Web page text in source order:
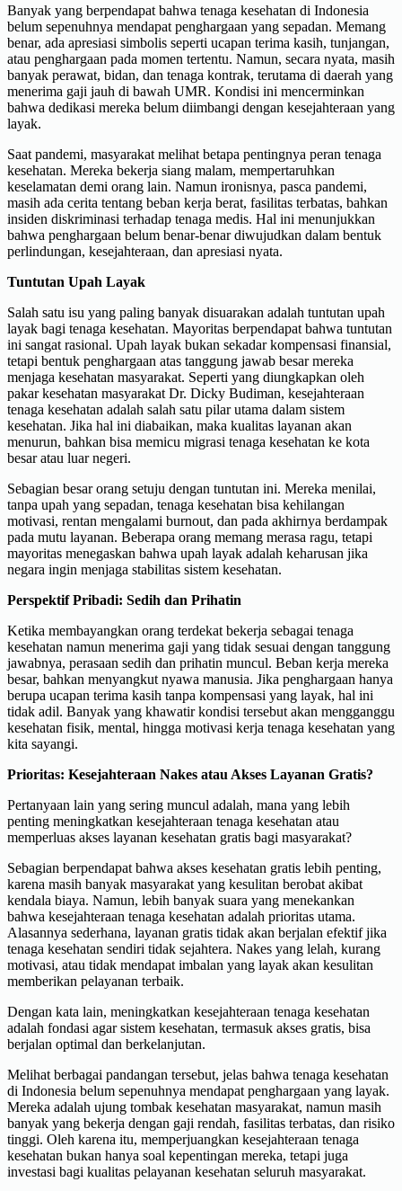
Banyak yang berpendapat bahwa tenaga kesehatan di Indonesia
belum sepenuhnya mendapat penghargaan yang sepadan. Memang
benar, ada apresiasi simbolis seperti ucapan terima kasih, tunjangan,
atau penghargaan pada momen tertentu. Namun, secara nyata, masih
banyak perawat, bidan, dan tenaga kontrak, terutama di daerah yang
menerima gaji jauh di bawah UMR. Kondisi ini mencerminkan
bahwa dedikasi mereka belum diimbangi dengan kesejahteraan yang
layak.
Saat pandemi, masyarakat melihat betapa pentingnya peran tenaga
kesehatan. Mereka bekerja siang malam, mempertaruhkan
keselamatan demi orang lain. Namun ironisnya, pasca pandemi,
masih ada cerita tentang beban kerja berat, fasilitas terbatas, bahkan
insiden diskriminasi terhadap tenaga medis. Hal ini menunjukkan
bahwa penghargaan belum benar-benar diwujudkan dalam bentuk
perlindungan, kesejahteraan, dan apresiasi nyata.
Tuntutan Upah Layak
Salah satu isu yang paling banyak disuarakan adalah tuntutan upah
layak bagi tenaga kesehatan. Mayoritas berpendapat bahwa tuntutan
ini sangat rasional. Upah layak bukan sekadar kompensasi finansial,
tetapi bentuk penghargaan atas tanggung jawab besar mereka
menjaga kesehatan masyarakat. Seperti yang diungkapkan oleh
pakar kesehatan masyarakat Dr. Dicky Budiman, kesejahteraan
tenaga kesehatan adalah salah satu pilar utama dalam sistem
kesehatan. Jika hal ini diabaikan, maka kualitas layanan akan
menurun, bahkan bisa memicu migrasi tenaga kesehatan ke kota
besar atau luar negeri.
Sebagian besar orang setuju dengan tuntutan ini. Mereka menilai,
tanpa upah yang sepadan, tenaga kesehatan bisa kehilangan
motivasi, rentan mengalami burnout, dan pada akhirnya berdampak
pada mutu layanan. Beberapa orang memang merasa ragu, tetapi
mayoritas menegaskan bahwa upah layak adalah keharusan jika
negara ingin menjaga stabilitas sistem kesehatan.
Perspektif Pribadi: Sedih dan Prihatin
Ketika membayangkan orang terdekat bekerja sebagai tenaga
kesehatan namun menerima gaji yang tidak sesuai dengan tanggung
jawabnya, perasaan sedih dan prihatin muncul. Beban kerja mereka
besar, bahkan menyangkut nyawa manusia. Jika penghargaan hanya
berupa ucapan terima kasih tanpa kompensasi yang layak, hal ini
tidak adil. Banyak yang khawatir kondisi tersebut akan mengganggu
kesehatan fisik, mental, hingga motivasi kerja tenaga kesehatan yang
kita sayangi.
Prioritas: Kesejahteraan Nakes atau Akses Layanan Gratis?
Pertanyaan lain yang sering muncul adalah, mana yang lebih
penting meningkatkan kesejahteraan tenaga kesehatan atau
memperluas akses layanan kesehatan gratis bagi masyarakat?
Sebagian berpendapat bahwa akses kesehatan gratis lebih penting,
karena masih banyak masyarakat yang kesulitan berobat akibat
kendala biaya. Namun, lebih banyak suara yang menekankan
bahwa kesejahteraan tenaga kesehatan adalah prioritas utama.
Alasannya sederhana, layanan gratis tidak akan berjalan efektif jika
tenaga kesehatan sendiri tidak sejahtera. Nakes yang lelah, kurang
motivasi, atau tidak mendapat imbalan yang layak akan kesulitan
memberikan pelayanan terbaik.
Dengan kata lain, meningkatkan kesejahteraan tenaga kesehatan
adalah fondasi agar sistem kesehatan, termasuk akses gratis, bisa
berjalan optimal dan berkelanjutan.
Melihat berbagai pandangan tersebut, jelas bahwa tenaga kesehatan
di Indonesia belum sepenuhnya mendapat penghargaan yang layak.
Mereka adalah ujung tombak kesehatan masyarakat, namun masih
banyak yang bekerja dengan gaji rendah, fasilitas terbatas, dan risiko
tinggi. Oleh karena itu, memperjuangkan kesejahteraan tenaga
kesehatan bukan hanya soal kepentingan mereka, tetapi juga
investasi bagi kualitas pelayanan kesehatan seluruh masyarakat.